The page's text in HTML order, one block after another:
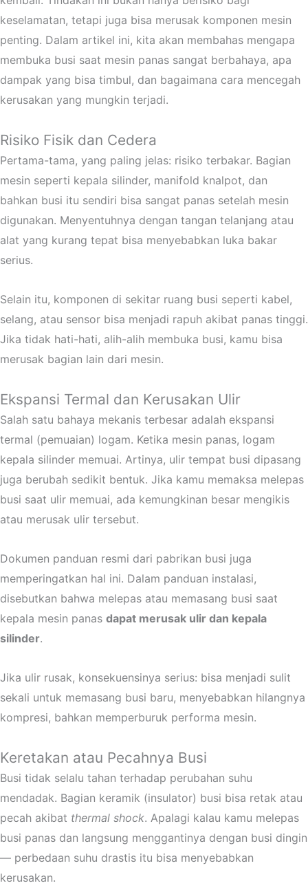
keselamatan, tetapi juga bisa merusak komponen mesin
penting. Dalam artikel ini, kita akan membahas mengapa
membuka busi saat mesin panas sangat berbahaya, apa
dampak yang bisa timbul, dan bagaimana cara mencegah
kerusakan yang mungkin terjadi.
Risiko Fisik dan Cedera
Pertama-tama, yang paling jelas: risiko terbakar. Bagian
mesin seperti kepala silinder, manifold knalpot, dan
bahkan busi itu sendiri bisa sangat panas setelah mesin
digunakan. Menyentuhnya dengan tangan telanjang atau
alat yang kurang tepat bisa menyebabkan luka bakar
serius.
Selain itu, komponen di sekitar ruang busi seperti kabel,
selang, atau sensor bisa menjadi rapuh akibat panas tinggi.
Jika tidak hati-hati, alih-alih membuka busi, kamu bisa
merusak bagian lain dari mesin.
Ekspansi Termal dan Kerusakan Ulir
Salah satu bahaya mekanis terbesar adalah ekspansi
termal (pemuaian) logam. Ketika mesin panas, logam
kepala silinder memuai. Artinya, ulir tempat busi dipasang
juga berubah sedikit bentuk. Jika kamu memaksa melepas
busi saat ulir memuai, ada kemungkinan besar mengikis
atau merusak ulir tersebut.
Dokumen panduan resmi dari pabrikan busi juga
memperingatkan hal ini. Dalam panduan instalasi,
disebutkan bahwa melepas atau memasang busi saat
kepala mesin panas dapat merusak ulir dan kepala
silinder.
Jika ulir rusak, konsekuensinya serius: bisa menjadi sulit
sekali untuk memasang busi baru, menyebabkan hilangnya
kompresi, bahkan memperburuk performa mesin.
Keretakan atau Pecahnya Busi
Busi tidak selalu tahan terhadap perubahan suhu
mendadak. Bagian keramik (insulator) busi bisa retak atau
pecah akibat thermal shock. Apalagi kalau kamu melepas
busi panas dan langsung menggantinya dengan busi dingin
— perbedaan suhu drastis itu bisa menyebabkan
kerusakan.